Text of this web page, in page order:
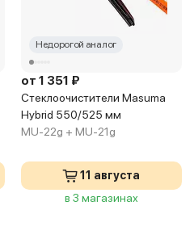
Недорогой аналог
от 1 351 ₽
Стеклоочистители Masuma
Hybrid 550/525 мм
MU-22g + MU-21g
11 августа
в 3 магазинах